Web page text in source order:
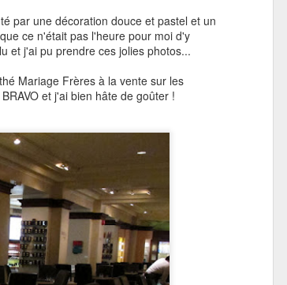
par une décoration douce et pastel et un
ce n'était pas l'heure pour moi d'y
et j'ai pu prendre ces jolies photos...
Mariage Frères à la vente sur les
et j'ai bien hâte de goûter !